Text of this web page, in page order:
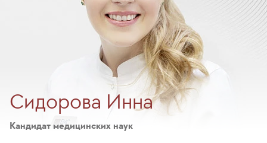
Сидорова Инна
Кандидат медицинских наук